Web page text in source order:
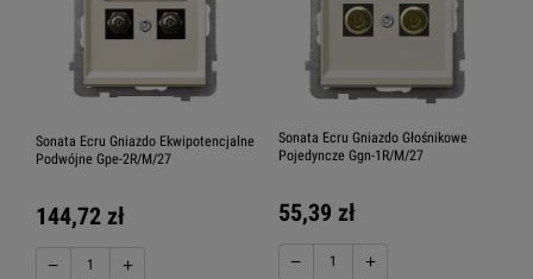
Sonata Ecru Gniazdo Ekwipotencjalne
Podwójne Gpe-2R/M/27
144,72 zł
− +
Sonata Ecru Gniazdo Głośnikowe
Pojedyncze Ggn-1R/M/27
55,39 zł
− +